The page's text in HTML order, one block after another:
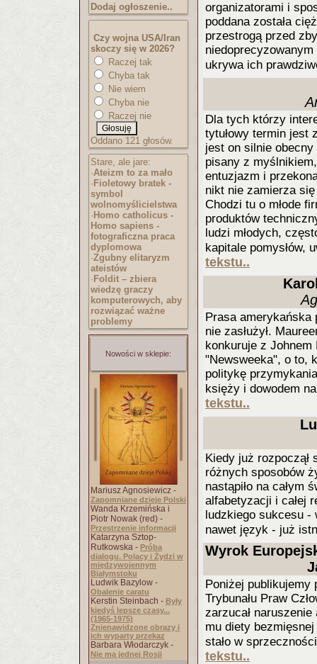
Dodaj ogłoszenie..
Czy wojna USA/Iran
skoczy się w 2026?
Raczej tak
Chyba tak
Nie wiem
Chyba nie
Raczej nie
Oddano 121 głosów.
Stare, ale jare:
·Ateizm to za mało
· Fioletowy bratek -
symbol
wolnomyślicielstwa
· Homo catholicus -
Homo sapiens -
fotograficzna praca
dyplomowa
·Zgubny elitaryzm
ateistów
· Foldit – zbiera
wiedzę graczy
komputerowych, aby
rozwiązać ważne
problemy
Nowości w sklepie:
Mariusz Agnosiewicz -
Zapomniane dzieje Polski
Wanda Krzemińska i
Piotr Nowak (red) -
Przestrzenie informacji
Katarzyna Sztop-
Rutkowska - Próba
dialogu. Polacy i Żydzi w
międzywojennym
Białymstoku
Ludwik Bazylow -
Obalenie caratu
Kerstin Steinbach - Były
kiedyś lepsze czasy...
(1965-1975)
Znienawidzone obrazy i
ich wyparty przekaz
Barbara Włodarczyk -
Nie ma jednej Rosji
organizatorami i
poddana została
przestrogą przed
ukrywa ich
Dla tych którzy
tytułowy termin jest
jest on silnie
pisany z
entuzjazm i
nikt nie zamierza
Chodzi tu o młode
produktów
ludzi młodych,
kapitale pomysłów,
tekstu..
Prasa amerykańska
nie zasłużył.
konkuruje z
"Newsweeka", o to,
politykę
księży i dowodem
tekstu..
Kiedy już rozpoczął
różnych sposobów
nastąpiło na całym
alfabetyzacji i całej
ludzkiego sukcesu -
nawet język - już
Wyrok
Poniżej publikujemy
Trybunału Praw
zarzucał
mu diety
stało w
tekstu..